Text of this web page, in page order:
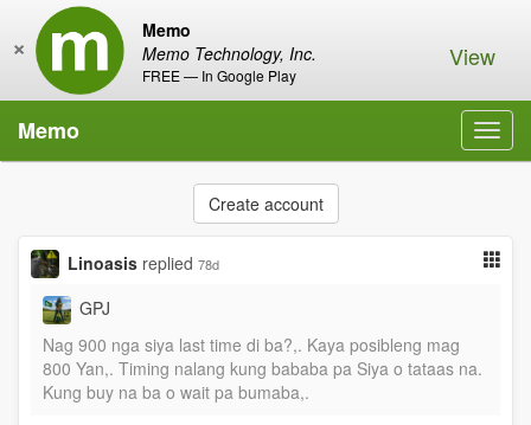
Memo
Memo Technology, Inc.
FREE — In Google Play
× View
Memo
Create account
Linoasis replied 78d
GPJ
Nag 900 nga siya last time di ba?,. Kaya posibleng mag
800 Yan,. Timing nalang kung bababa pa Siya o tataas na.
Kung buy na ba o wait pa bumaba,.